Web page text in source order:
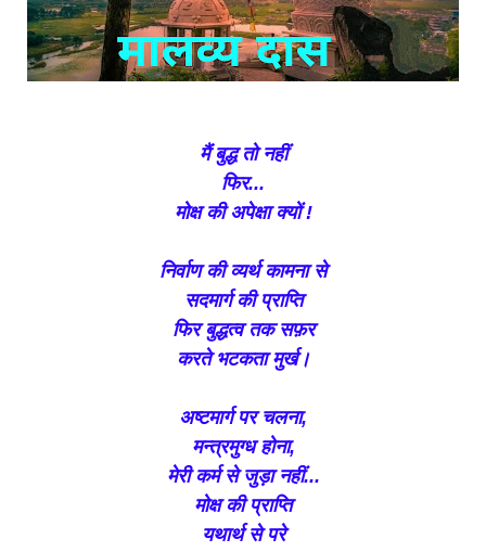
मैं बुद्ध तो नहीं
फिर...
मोक्ष की अपेक्षा क्यों !
निर्वाण की व्यर्थ कामना से
सदमार्ग की प्राप्ति
फिर बुद्धत्व तक सफ़र
करते भटकता मुर्ख।
अष्टमार्ग पर चलना,
मन्त्रमुग्ध होना,
मेरी कर्म से जुड़ा नहीं...
मोक्ष की प्राप्ति
यथार्थ से परे